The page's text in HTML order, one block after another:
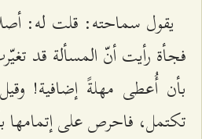
يقول سماحته: قلت له:
فجأة رأيت أنّ المسألة قد
بأن أُعطى مهلةً إضافية!
تكتمل، فاحرص على